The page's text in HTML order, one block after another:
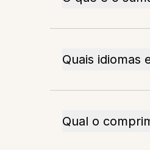
Quais idiomas
Qual o